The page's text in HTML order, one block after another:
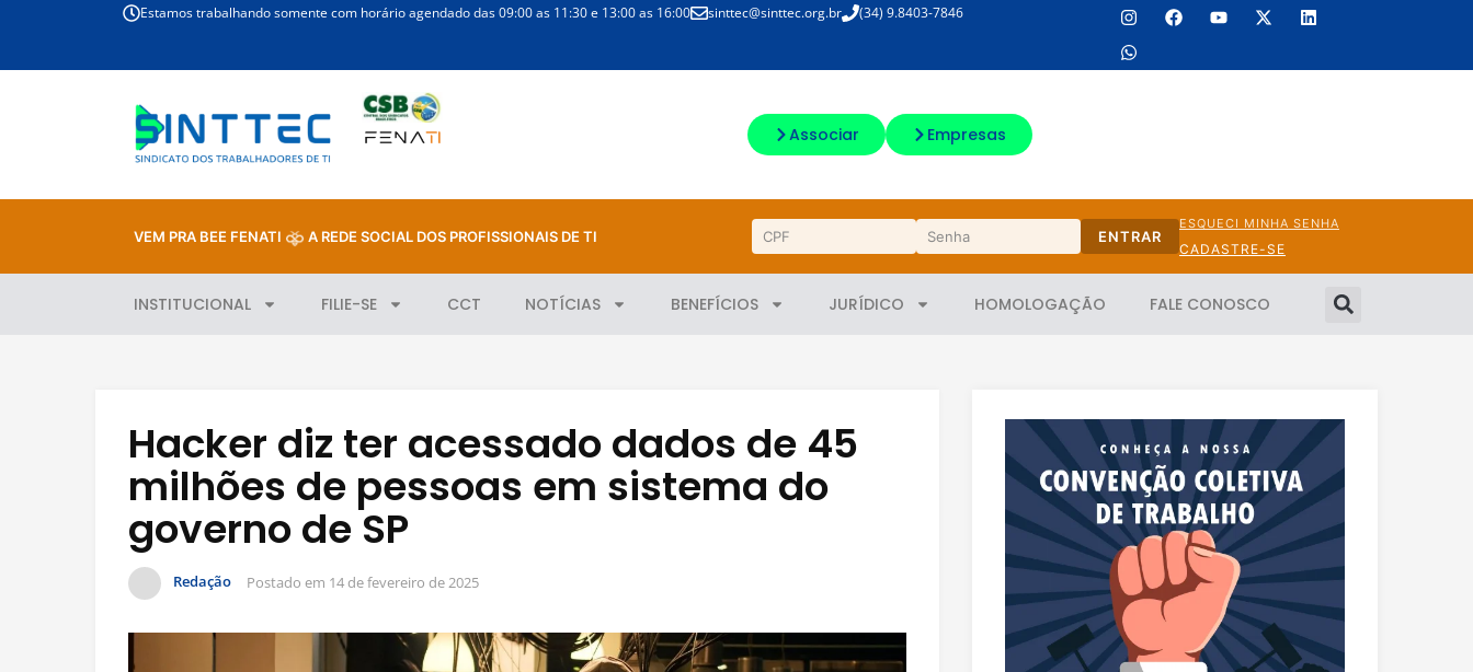
Estamos trabalhando somente com horário agendado das 09:00 as 11:30 e 13:00 as 16:00 sinttec@sinttec.org.br (34) 9.8403-7846
Associar Empresas
VEM PRA BEE FENATI A REDE SOCIAL DOS PROFISSIONAIS DE TI ENTRAR
ESQUECI MINHA SENHA
CADASTRE-SE
INSTITUCIONAL FILIE-SE CCT NOTÍCIAS BENEFÍCIOS JURÍDICO HOMOLOGAÇÃO FALE CONOSCO
Hacker diz ter acessado dados de 45
milhões de pessoas em sistema do
governo de SP
Redação Postado em 14 de fevereiro de 2025